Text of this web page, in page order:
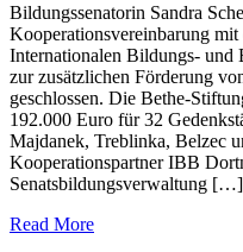
Bildungssenatorin Sandra
Kooperationsvereinbarung
Internationalen Bildungs-
zur zusätzlichen Förderung
geschlossen. Die Bethe-
192.000 Euro für 32
Majdanek, Treblinka, Belzec
Kooperationspartner IBB
Senatsbildungsverwaltung […]
Read More